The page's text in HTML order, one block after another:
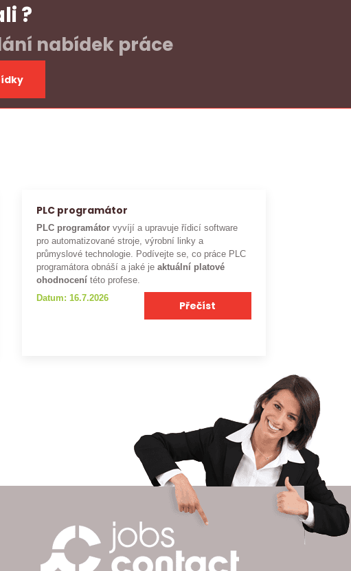
?
nabídek práce
PLC programátor
PLC programátor vyvíjí a upravuje řídicí software
pro automatizované stroje, výrobní linky a
průmyslové technologie. Podívejte se, co práce PLC
programátora obnáší a jaké je aktuální platové
ohodnocení této profese.
Datum: 16.7.2026
Přečíst